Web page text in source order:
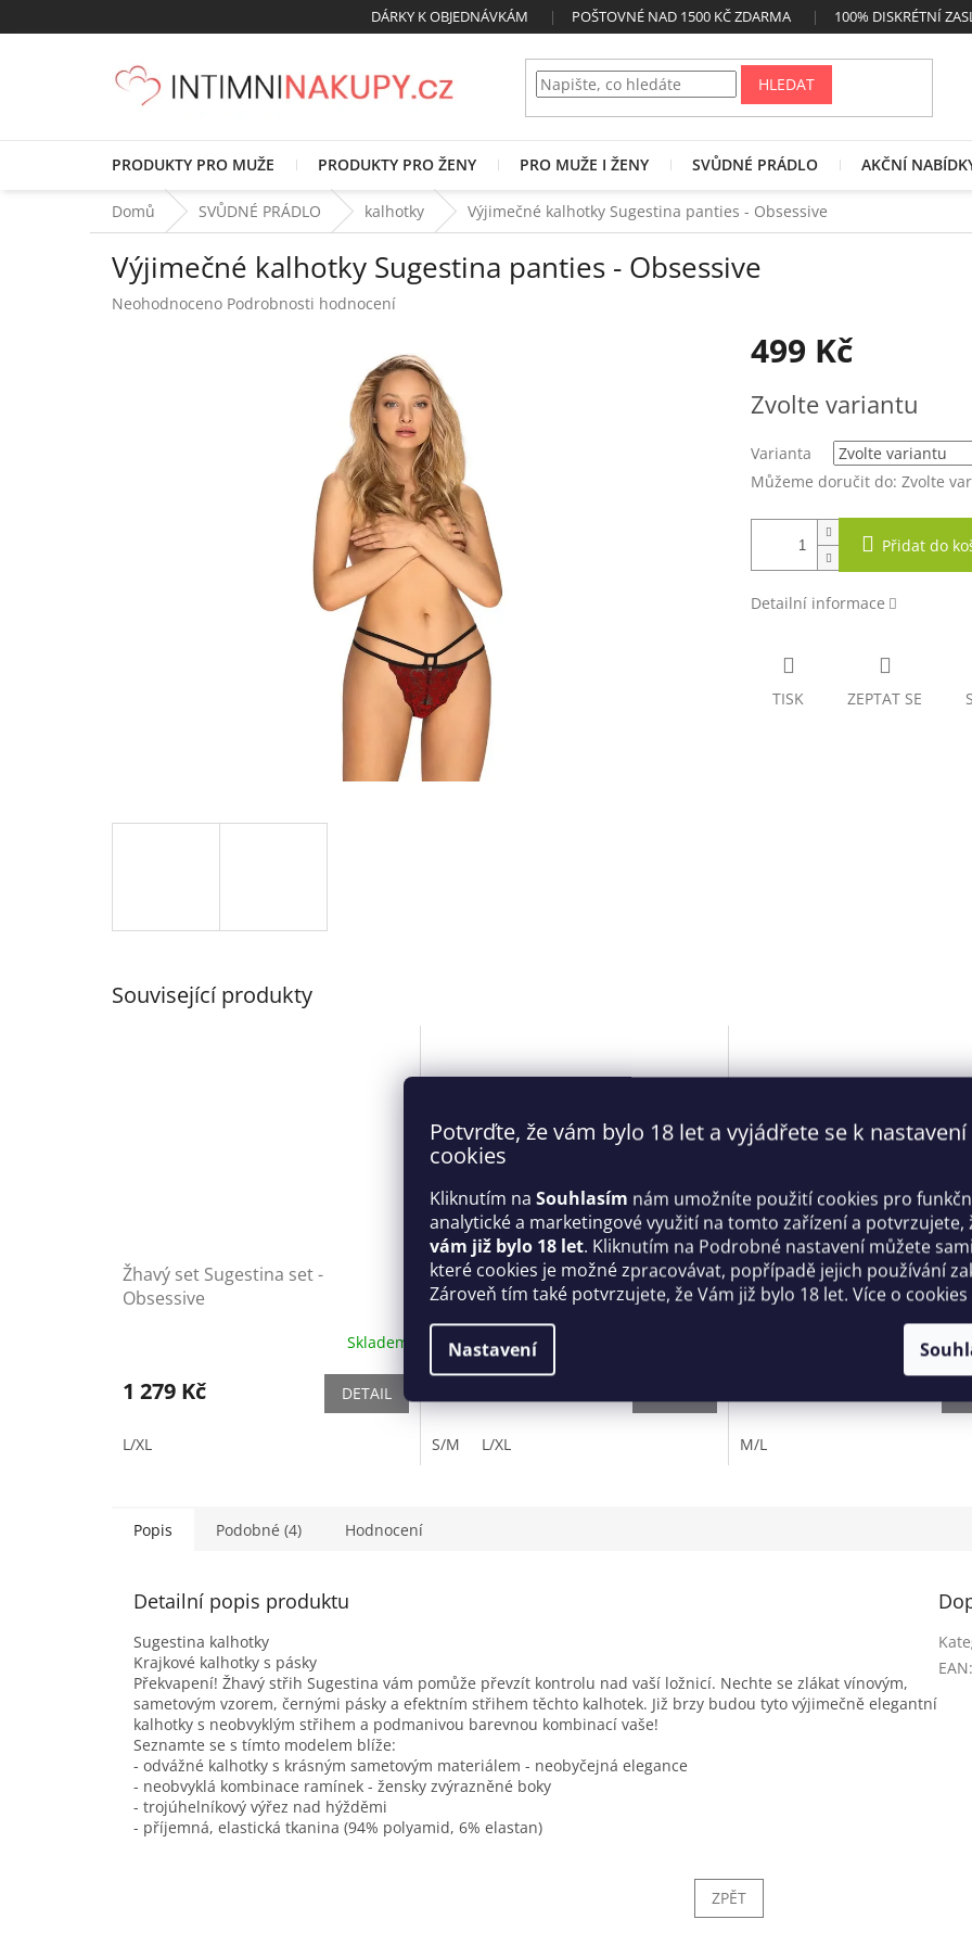
Potvrďte, že vám bylo 18 let a vyjádřete se k nastavení
cookies
Kliknutím na Souhlasím nám umožníte použití cookies pro
analytické a marketingové využití na tomto zařízení a potvrzujete,
vám již bylo 18 let. Kliknutím na Podrobné nastavení můžete
které cookies je možné zpracovávat, popřípadě jejich používání
Zároveň tím také potvrzujete, že Vám již bylo 18 let. Více o cookies
Nastavení
na
DÁRKY K OBJEDNÁVKÁM POŠTOVNÉ NAD 1500 KČ ZDARMA 100% DISKRÉTNÍ
HLEDAT
PRODUKTY PRO MUŽE PRODUKTY PRO ŽENY PRO MUŽE I ŽENY SVŮDNÉ PRÁDLO AKČNÍ
Domů SVŮDNÉ PRÁDLO kalhotky Výjimečné kalhotky Sugestina panties - Obsessive
Výjimečné kalhotky Sugestina panties - Obsessive
Průměrné
Neohodnoceno Podrobnosti hodnocení
499 Kč
cena:
Zvolte variantu
Varianta
Můžeme doručit do: Zvolte
Přidat do
Detailní informace
TISK ZEPTAT SE
Související produkty
Žhavý set Sugestina set -
Obsessive
Skladem
1 279 Kč DETAIL
L/XL
Smyslné punčochy Sugestina
stockings - Obsessive
S/M L/XL
Dámské kalhotky Perisia
černé - Obsessive
M/L
Popis Podobné (4) Hodnocení
Detailní popis produktu
Sugestina kalhotky
Krajkové kalhotky s pásky
Překvapení! Žhavý střih Sugestina vám pomůže převzít kontrolu nad vaší ložnicí. Nechte se zlákat vínovým,
sametovým vzorem, černými pásky a efektním střihem těchto kalhotek. Již brzy budou tyto výjimečně elegantní
kalhotky s neobvyklým střihem a podmanivou barevnou kombinací vaše!
Seznamte se s tímto modelem blíže:
- odvážné kalhotky s krásným sametovým materiálem - neobyčejná elegance
- neobvyklá kombinace ramínek - žensky zvýrazněné boky
- trojúhelníkový výřez nad hýžděmi
- příjemná, elastická tkanina (94% polyamid, 6% elastan)
EAN:
ZPĚT